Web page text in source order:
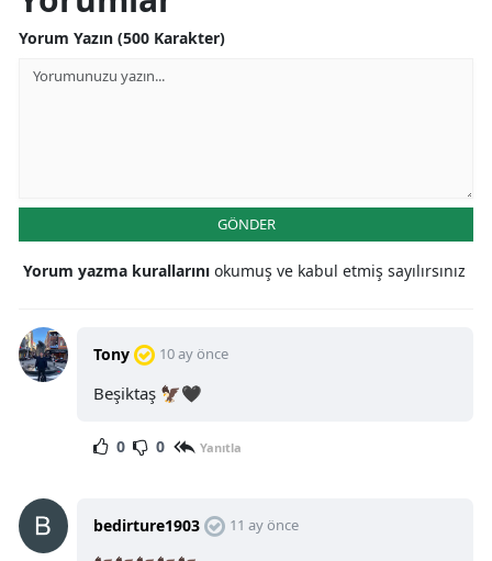
Yorum Yazın (500 Karakter)
GÖNDER
Yorum yazma kurallarını okumuş ve kabul etmiş sayılırsınız
Tony 10 ay önce
Beşiktaş 🦅🖤
0 0 Yanıtla
bedirture1903 11 ay önce